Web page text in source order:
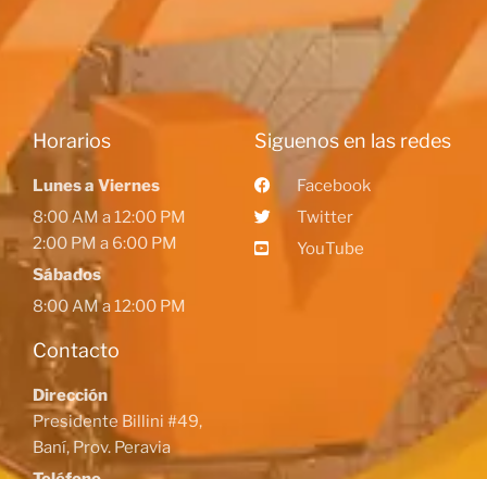
Horarios
Lunes a Viernes
8:00 AM a 12:00 PM
2:00 PM a 6:00 PM
Sábados
8:00 AM a 12:00 PM
Contacto
Dirección
Presidente Billini #49,
Baní, Prov. Peravia
Siguenos en las redes
Facebook
Twitter
YouTube